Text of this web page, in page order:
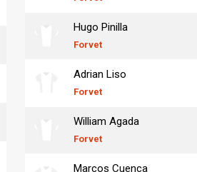
Hugo Pinilla
Forvet
Adrian Liso
Forvet
William Agada
Forvet
Marcos Cuenca